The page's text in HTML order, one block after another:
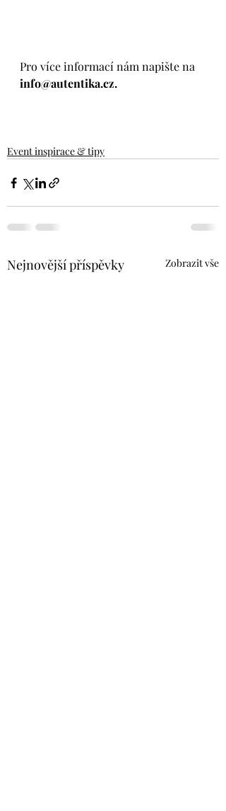
Pro více informací nám napište na
info@autentika.cz.
Event inspirace & tipy
Nejnovější příspěvky Zobrazit vše